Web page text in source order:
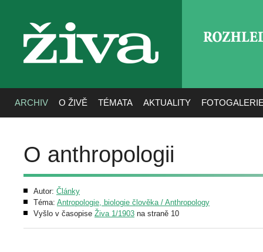
živa
ARCHIV O ŽIVĚ TÉMATA AKTUALITY
O anthropologii
Autor: Články
Téma: Antropologie, biologie člověka / Anthropology
Vyšlo v časopise Živa 1/1903 na straně 10